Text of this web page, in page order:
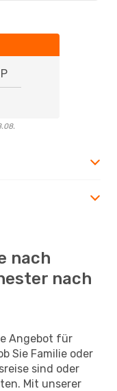
nach
nach
Angebot für
Sie Familie oder
sind oder
Mit unserer